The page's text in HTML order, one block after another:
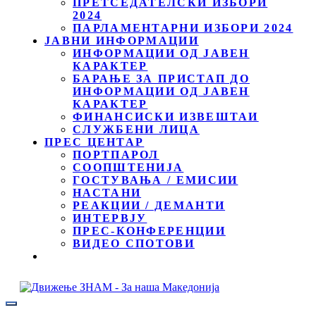
ПРЕТСЕДАТЕЛСКИ ИЗБОРИ
2024
ПАРЛАМЕНТАРНИ ИЗБОРИ 2024
ЈАВНИ ИНФОРМАЦИИ
ИНФОРМАЦИИ ОД ЈАВЕН
КАРАКТЕР
БАРАЊЕ ЗА ПРИСТАП ДО
ИНФОРМАЦИИ ОД ЈАВЕН
КАРАКТЕР
ФИНАНСИСКИ ИЗВЕШТАИ
СЛУЖБЕНИ ЛИЦА
ПРЕС ЦЕНТАР
ПОРТПАРОЛ
СООПШТЕНИЈА
ГОСТУВАЊА / ЕМИСИИ
НАСТАНИ
РЕАКЦИИ / ДЕМАНТИ
ИНТЕРВЈУ
ПРЕС-КОНФЕРЕНЦИИ
ВИДЕО СПОТОВИ